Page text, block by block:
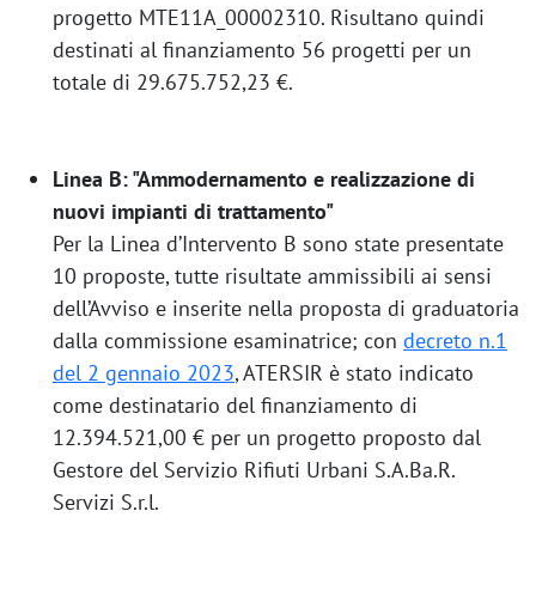
progetto MTE11A_00002310. Risultano quindi
destinati al finanziamento 56 progetti per un
totale di 29.675.752,23 €.
Linea B: "Ammodernamento e realizzazione di
nuovi impianti di trattamento"
Per la Linea d’Intervento B sono state presentate
10 proposte, tutte risultate ammissibili ai sensi
dell’Avviso e inserite nella proposta di graduatoria
dalla commissione esaminatrice; con decreto n.1
del 2 gennaio 2023, ATERSIR è stato indicato
come destinatario del finanziamento di
12.394.521,00 € per un progetto proposto dal
Gestore del Servizio Rifiuti Urbani S.A.Ba.R.
Servizi S.r.l.